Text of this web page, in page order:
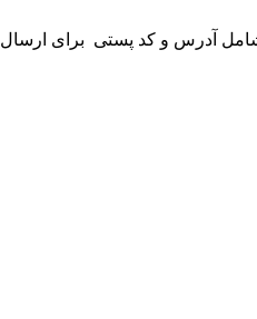
آدرس و کد پستی برای ارسال